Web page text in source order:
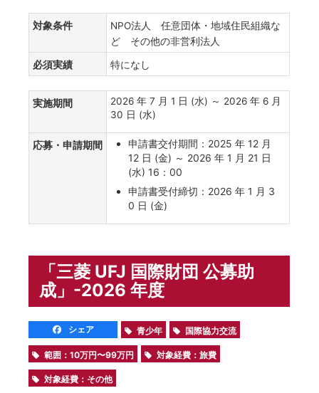
対象条件
NPO法人 任意団体・地域住民組織な
ど その他の非営利法人
必須実績 特になし
実施期間
2026 年 7 月 1 日 (水) ～ 2026 年 6 月
30 日 (水)
応募・申請期間
申請書交付期間：2025 年 12 月
12 日 (金) ～ 2026 年 1 月 21 日
(水) 16：00
申請書受付締切：2026 年 1 月 3
0 日 (金)
「三菱 UFJ 国際財団 公募助
成」-2026 年度
シェア 青少年 国際協力交流
範囲：10万円〜99万円 対象経費：旅費
対象経費：その他